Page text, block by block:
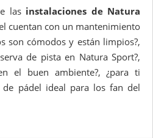
las instalaciones de Natura
cuentan con un mantenimiento
son cómodos y están limpios?,
de pista en Natura Sport?,
el buen ambiente?, ¿para ti
pádel ideal para los fan del